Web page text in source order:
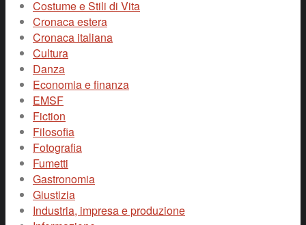
Costume e Stili di Vita
Cronaca estera
Cronaca italiana
Cultura
Danza
Economia e finanza
EMSF
Fiction
Filosofia
Fotografia
Fumetti
Gastronomia
Giustizia
Industria, impresa e produzione